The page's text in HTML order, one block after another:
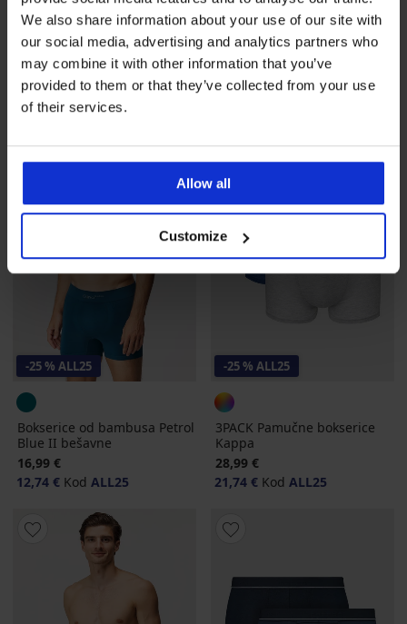
We also share information about your use of our site with
our social media, advertising and analytics partners who
may combine it with other information that you’ve
provided to them or that they’ve collected from your use
of their services.
Allow all
Customize
Bešavne bokserice SilverPro
MicroClima
18,99 €
14,24 €Kod ALL25
3 PACK bokserica u pakiranju
34,99 €
26,24 € Kod ALL25
-25 % ALL25
Bokserice od bambusa Petrol
Blue II bešavne
16,99 €
12,74 € Kod ALL25
-25 % ALL25
3PACK Pamučne bokserice
Kappa
28,99 €
21,74 € Kod ALL25